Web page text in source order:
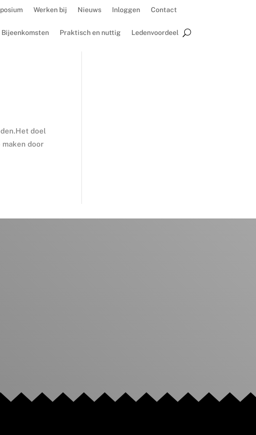
Werken bij Nieuws Inloggen Contact
Bijeenkomsten Praktisch en nuttig Ledenvoordeel
doel
door